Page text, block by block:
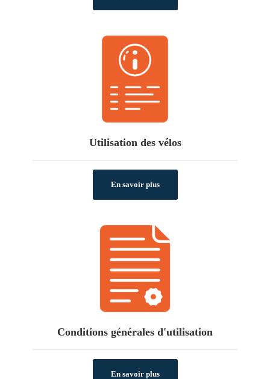
Utilisation des vélos
En savoir plus
Conditions générales d'utilisation
En savoir plus